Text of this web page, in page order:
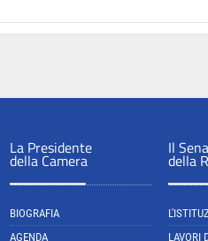
La Presidente
della Camera
BIOGRAFIA
AGENDA
Il
della
LAVORI